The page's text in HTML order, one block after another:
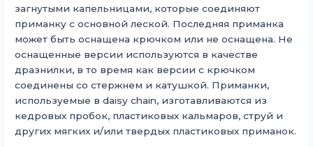
загнутыми капельницами, которые соединяют
приманку с основной леской. Последняя приманка
может быть оснащена крючком или не оснащена. Не
оснащенные версии используются в качестве
дразнилки, в то время как версии с крючком
соединены со стержнем и катушкой. Приманки,
используемые в daisy chain, изготавливаются из
кедровых пробок, пластиковых кальмаров, струй и
других мягких и/или твердых пластиковых приманок.